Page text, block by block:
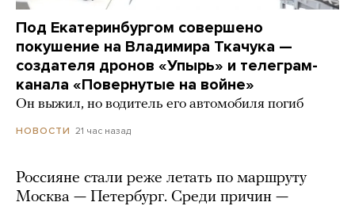
Под Екатеринбургом совершено
покушение на Владимира Ткачука —
создателя дронов «Упырь» и телеграм-
канала «Повернутые на войне»
Он выжил, но водитель его автомобиля погиб
НОВОСТИ 21 час назад
Россияне стали реже летать по маршруту
Москва — Петербург. Среди причин —